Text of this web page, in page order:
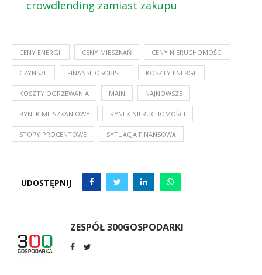
crowdlending zamiast zakupu
CENY ENERGII CENY MIESZKAŃ CENY NIERUCHOMOŚCI
CZYNSZE FINANSE OSOBISTE KOSZTY ENERGII
KOSZTY OGRZEWANIA MAIN NAJNOWSZE
RYNEK MIESZKANIOWY RYNEK NIERUCHOMOŚCI
STOPY PROCENTOWE SYTUACJA FINANSOWA
UDOSTĘPNIJ
ZESPÓŁ 300GOSPODARKI